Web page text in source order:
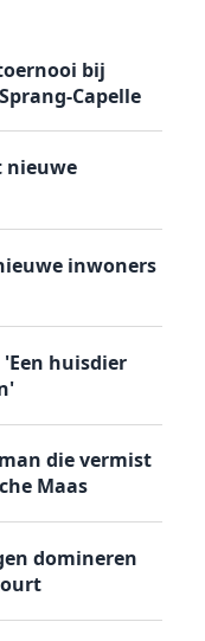
bij
Capelle
nieuwe
inwoners
huisdier
die vermist
Maas
domineren